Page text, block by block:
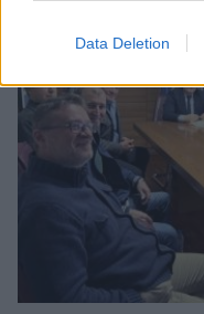
Data Deletion